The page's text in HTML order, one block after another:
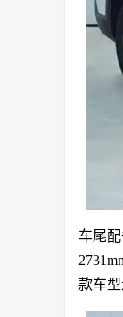
车尾
款车